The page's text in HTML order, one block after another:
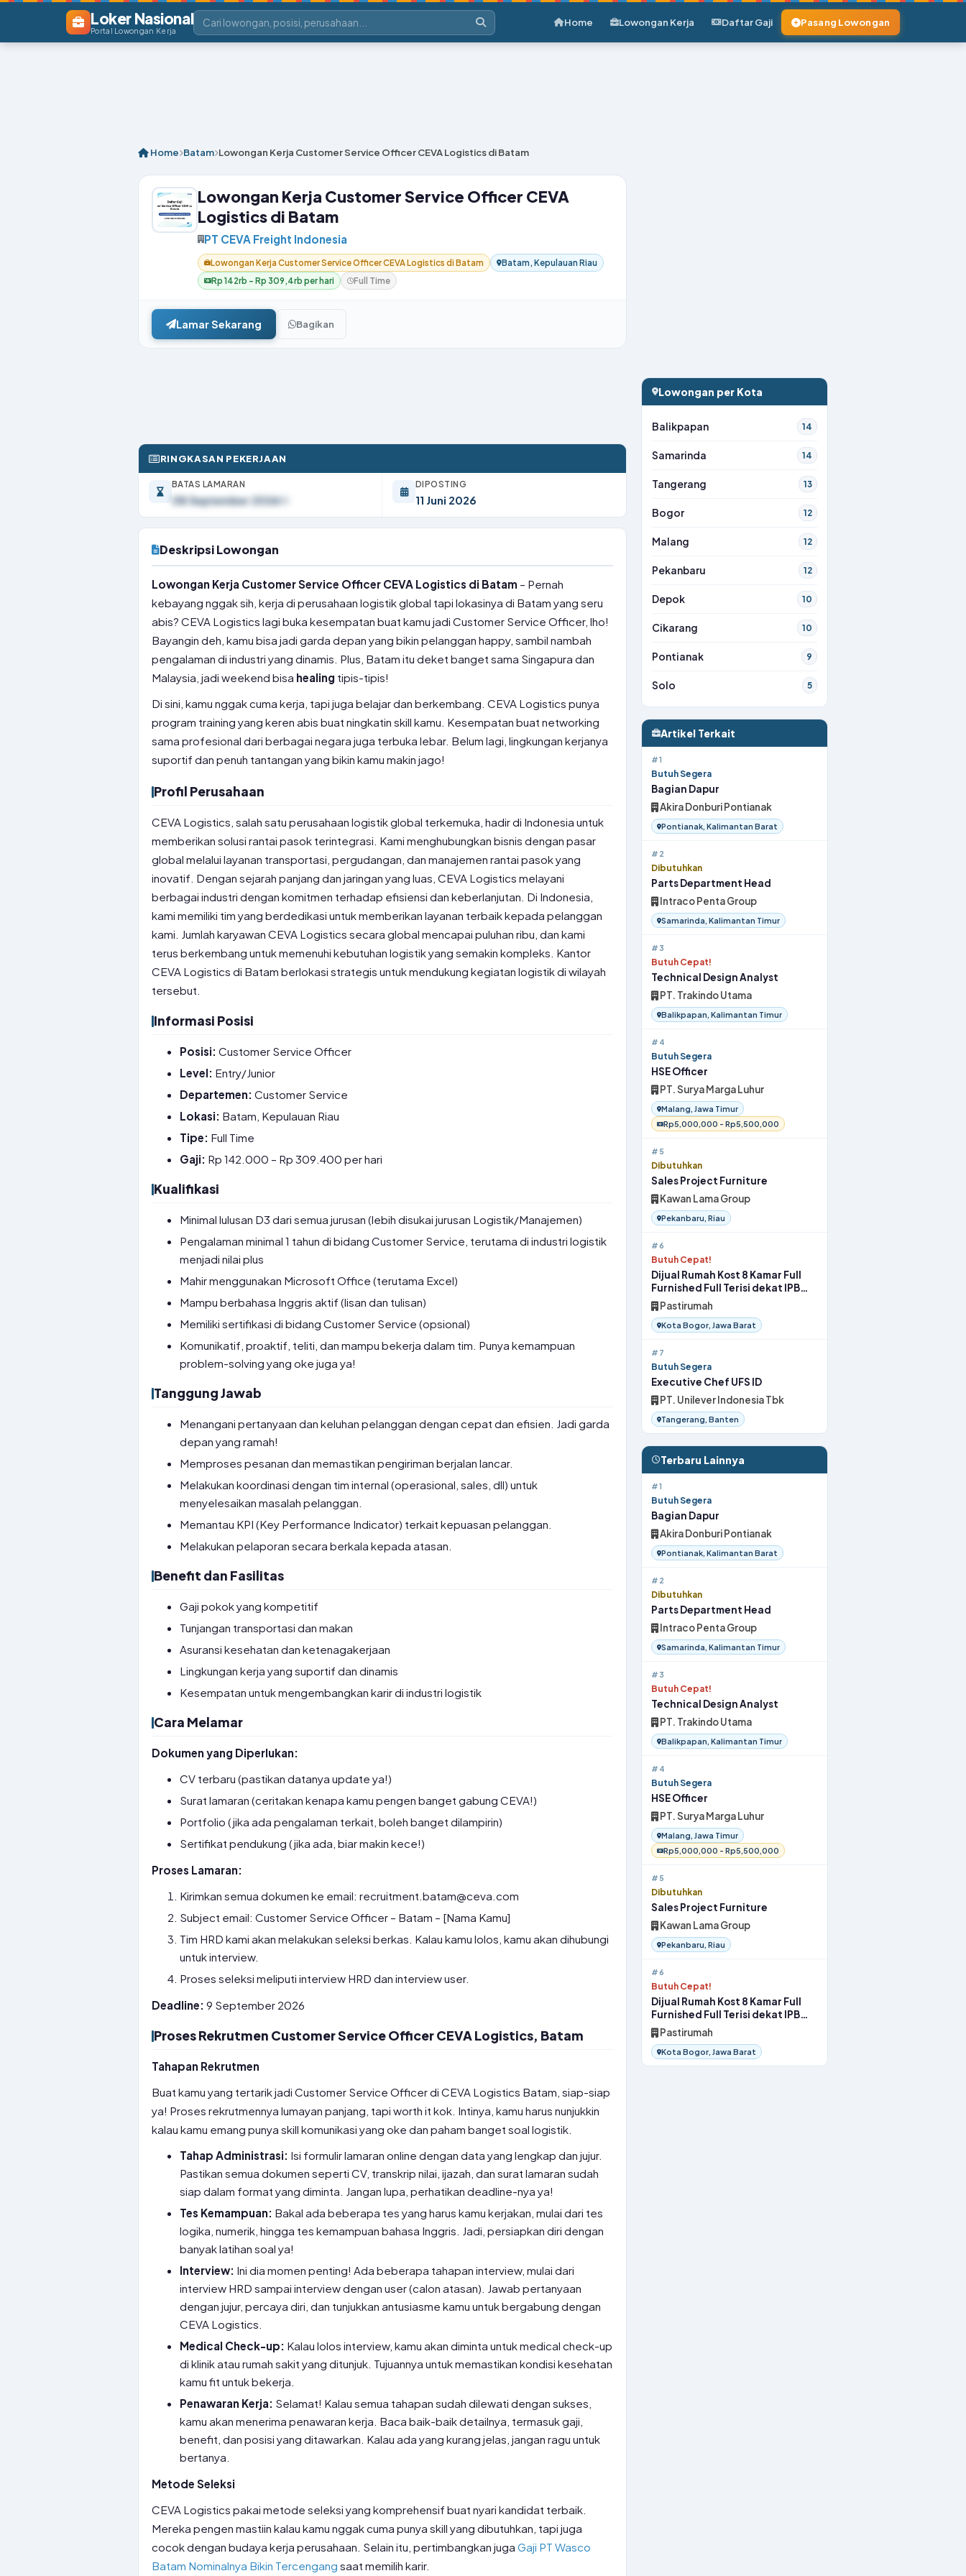
Loker Nasional
Portal Lowongan Kerja
Home Lowongan Kerja Daftar Gaji Pasang Lowongan
Home Batam Lowongan Kerja Customer Service Officer CEVA Logistics di Batam
Lowongan Kerja Customer Service Officer CEVA
Logistics di Batam
PT CEVA Freight Indonesia
Lowongan Kerja Customer Service Officer CEVA Logistics di Batam
Batam, Kepulauan Riau
Rp 142rb – Rp 309,4rb per hari
Full Time
Lamar Sekarang Bagikan
RINGKASAN PEKERJAAN
BATAS LAMARAN
08 September 2026
DIPOSTING
11 Juni 2026
Deskripsi Lowongan
Lowongan Kerja Customer Service Officer CEVA Logistics di Batam – Pernah
kebayang nggak sih, kerja di perusahaan logistik global tapi lokasinya di Batam yang seru
abis? CEVA Logistics lagi buka kesempatan buat kamu jadi Customer Service Officer, lho!
Bayangin deh, kamu bisa jadi garda depan yang bikin pelanggan happy, sambil nambah
pengalaman di industri yang dinamis. Plus, Batam itu deket banget sama Singapura dan
Malaysia, jadi weekend bisa healing tipis-tipis!
Di sini, kamu nggak cuma kerja, tapi juga belajar dan berkembang. CEVA Logistics punya
program training yang keren abis buat ningkatin skill kamu. Kesempatan buat networking
sama profesional dari berbagai negara juga terbuka lebar. Belum lagi, lingkungan kerjanya
suportif dan penuh tantangan yang bikin kamu makin jago!
Profil Perusahaan
CEVA Logistics, salah satu perusahaan logistik global terkemuka, hadir di Indonesia untuk
memberikan solusi rantai pasok terintegrasi. Kami menghubungkan bisnis dengan pasar
global melalui layanan transportasi, pergudangan, dan manajemen rantai pasok yang
inovatif. Dengan sejarah panjang dan jaringan yang luas, CEVA Logistics melayani
berbagai industri dengan komitmen terhadap efisiensi dan keberlanjutan. Di Indonesia,
kami memiliki tim yang berdedikasi untuk memberikan layanan terbaik kepada pelanggan
kami. Jumlah karyawan CEVA Logistics secara global mencapai puluhan ribu, dan kami
terus berkembang untuk memenuhi kebutuhan logistik yang semakin kompleks. Kantor
CEVA Logistics di Batam berlokasi strategis untuk mendukung kegiatan logistik di wilayah
tersebut.
Informasi Posisi
Posisi: Customer Service Officer
Level: Entry/Junior
Departemen: Customer Service
Lokasi: Batam, Kepulauan Riau
Tipe: Full Time
Gaji: Rp 142.000 – Rp 309.400 per hari
Kualifikasi
Minimal lulusan D3 dari semua jurusan (lebih disukai jurusan Logistik/Manajemen)
Pengalaman minimal 1 tahun di bidang Customer Service, terutama di industri logistik
menjadi nilai plus
Mahir menggunakan Microsoft Office (terutama Excel)
Mampu berbahasa Inggris aktif (lisan dan tulisan)
Memiliki sertifikasi di bidang Customer Service (opsional)
Komunikatif, proaktif, teliti, dan mampu bekerja dalam tim. Punya kemampuan
problem-solving yang oke juga ya!
Tanggung Jawab
Menangani pertanyaan dan keluhan pelanggan dengan cepat dan efisien. Jadi garda
depan yang ramah!
Memproses pesanan dan memastikan pengiriman berjalan lancar.
Melakukan koordinasi dengan tim internal (operasional, sales, dll) untuk
menyelesaikan masalah pelanggan.
Memantau KPI (Key Performance Indicator) terkait kepuasan pelanggan.
Melakukan pelaporan secara berkala kepada atasan.
Benefit dan Fasilitas
Gaji pokok yang kompetitif
Tunjangan transportasi dan makan
Asuransi kesehatan dan ketenagakerjaan
Lingkungan kerja yang suportif dan dinamis
Kesempatan untuk mengembangkan karir di industri logistik
Cara Melamar
Dokumen yang Diperlukan:
CV terbaru (pastikan datanya update ya!)
Surat lamaran (ceritakan kenapa kamu pengen banget gabung CEVA!)
Portfolio (jika ada pengalaman terkait, boleh banget dilampirin)
Sertifikat pendukung (jika ada, biar makin kece!)
Proses Lamaran:
Kirimkan semua dokumen ke email: recruitment.batam@ceva.com
Subject email: Customer Service Officer – Batam – [Nama Kamu]
Tim HRD kami akan melakukan seleksi berkas. Kalau kamu lolos, kamu akan dihubungi
untuk interview.
Proses seleksi meliputi interview HRD dan interview user.
Deadline: 9 September 2026
Proses Rekrutmen Customer Service Officer CEVA Logistics, Batam
Tahapan Rekrutmen
Buat kamu yang tertarik jadi Customer Service Officer di CEVA Logistics Batam, siap-siap
ya! Proses rekrutmennya lumayan panjang, tapi worth it kok. Intinya, kamu harus nunjukkin
kalau kamu emang punya skill komunikasi yang oke dan paham banget soal logistik.
Tahap Administrasi: Isi formulir lamaran online dengan data yang lengkap dan jujur.
Pastikan semua dokumen seperti CV, transkrip nilai, ijazah, dan surat lamaran sudah
siap dalam format yang diminta. Jangan lupa, perhatikan deadline-nya ya!
Tes Kemampuan: Bakal ada beberapa tes yang harus kamu kerjakan, mulai dari tes
logika, numerik, hingga tes kemampuan bahasa Inggris. Jadi, persiapkan diri dengan
banyak latihan soal ya!
Interview: Ini dia momen penting! Ada beberapa tahapan interview, mulai dari
interview HRD sampai interview dengan user (calon atasan). Jawab pertanyaan
dengan jujur, percaya diri, dan tunjukkan antusiasme kamu untuk bergabung dengan
CEVA Logistics.
Medical Check-up: Kalau lolos interview, kamu akan diminta untuk medical check-up
di klinik atau rumah sakit yang ditunjuk. Tujuannya untuk memastikan kondisi kesehatan
kamu fit untuk bekerja.
Penawaran Kerja: Selamat! Kalau semua tahapan sudah dilewati dengan sukses,
kamu akan menerima penawaran kerja. Baca baik-baik detailnya, termasuk gaji,
benefit, dan posisi yang ditawarkan. Kalau ada yang kurang jelas, jangan ragu untuk
bertanya.
Metode Seleksi
CEVA Logistics pakai metode seleksi yang komprehensif buat nyari kandidat terbaik.
Mereka pengen mastiin kalau kamu nggak cuma punya skill yang dibutuhkan, tapi juga
cocok dengan budaya kerja perusahaan. Selain itu, pertimbangkan juga Gaji PT Wasco
Batam Nominalnya Bikin Tercengang saat memilih karir.
Lowongan per Kota
Balikpapan 14
Samarinda 14
Tangerang 13
Bogor 12
Malang 12
Pekanbaru 12
Depok 10
Cikarang 10
Pontianak 9
Solo 5
Artikel Terkait
#1
Butuh Segera
Bagian Dapur
Akira Donburi Pontianak
Pontianak, Kalimantan Barat
#2
Dibutuhkan
Parts Department Head
Intraco Penta Group
Samarinda, Kalimantan Timur
#3
Butuh Cepat!
Technical Design Analyst
PT. Trakindo Utama
Balikpapan, Kalimantan Timur
#4
Butuh Segera
HSE Officer
PT. Surya Marga Luhur
Malang, Jawa Timur
Rp5,000,000 - Rp5,500,000
#5
Dibutuhkan
Sales Project Furniture
Kawan Lama Group
Pekanbaru, Riau
#6
Butuh Cepat!
Dijual Rumah Kost 8 Kamar Full
Furnished Full Terisi dekat IPB
Bogor
Pastirumah
Kota Bogor, Jawa Barat
#7
Butuh Segera
Executive Chef UFS ID
PT. Unilever Indonesia Tbk
Tangerang, Banten
Terbaru Lainnya
#1
Butuh Segera
Bagian Dapur
Akira Donburi Pontianak
Pontianak, Kalimantan Barat
#2
Dibutuhkan
Parts Department Head
Intraco Penta Group
Samarinda, Kalimantan Timur
#3
Butuh Cepat!
Technical Design Analyst
PT. Trakindo Utama
Balikpapan, Kalimantan Timur
#4
Butuh Segera
HSE Officer
PT. Surya Marga Luhur
Malang, Jawa Timur
Rp5,000,000 - Rp5,500,000
#5
Dibutuhkan
Sales Project Furniture
Kawan Lama Group
Pekanbaru, Riau
#6
Butuh Cepat!
Dijual Rumah Kost 8 Kamar Full
Furnished Full Terisi dekat IPB
Bogor
Pastirumah
Kota Bogor, Jawa Barat